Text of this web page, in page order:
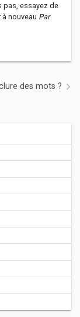
pas, essayez de
nouveau Par
des mots ?